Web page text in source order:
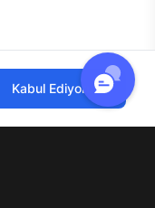
Kabul Ediyorum